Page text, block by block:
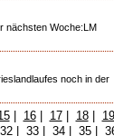
nächsten Woche:LM
noch in der
| 16| 17| 18| 19
32| 33| 34| 35|